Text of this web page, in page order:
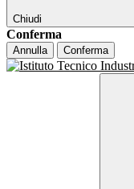
Chiudi
Conferma
Annulla Conferma